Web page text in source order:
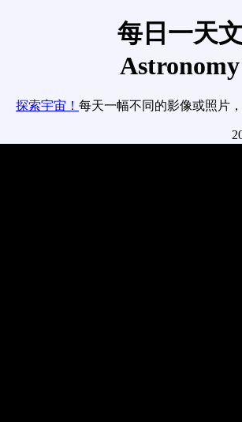
每日一天
探索宇宙！ 每天一幅不同的影像或照片